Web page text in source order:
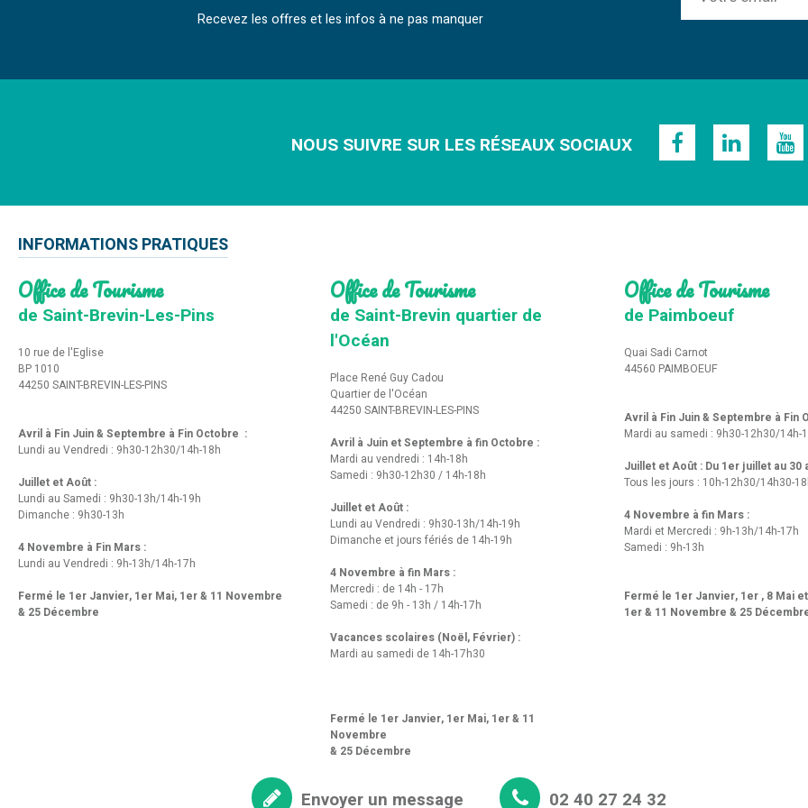
Recevez les offres et les infos à ne pas manquer
NOUS SUIVRE SUR LES RÉSEAUX SOCIAUX
INFORMATIONS PRATIQUES
Office de Tourisme
de Saint-Brevin-Les-Pins
10 rue de l'Eglise
BP 1010
44250 SAINT-BREVIN-LES-PINS
Avril à Fin Juin & Septembre à Fin Octobre :
Lundi au Vendredi : 9h30-12h30/14h-18h
Juillet et Août :
Lundi au Samedi : 9h30-13h/14h-19h
Dimanche : 9h30-13h
4 Novembre à Fin Mars :
Lundi au Vendredi : 9h-13h/14h-17h
Fermé le 1er Janvier, 1er Mai, 1er & 11 Novembre
& 25 Décembre
Office de Tourisme
de Saint-Brevin quartier de
l'Océan
Place René Guy Cadou
Quartier de l'Océan
44250 SAINT-BREVIN-LES-PINS
Avril à Juin et Septembre à fin Octobre :
Mardi au vendredi : 14h-18h
Samedi : 9h30-12h30 / 14h-18h
Juillet et Août :
Lundi au Vendredi : 9h30-13h/14h-19h
Dimanche et jours fériés de 14h-19h
4 Novembre à fin Mars :
Mercredi : de 14h - 17h
Samedi : de 9h - 13h / 14h-17h
Vacances scolaires (Noël, Février) :
Mardi au samedi de 14h-17h30
Fermé le 1er Janvier, 1er Mai, 1er & 11
Novembre
& 25 Décembre
Office de Tourisme
de Paimboeuf
Quai Sadi Carnot
44560 PAIMBOEUF
Avril à Fin Juin & Septembre à Fin
Mardi au samedi : 9h30-12h30/14h-
Juillet et Août : Du 1er juillet au 30
Tous les jours : 10h-12h30/14h30-
4 Novembre à fin Mars :
Mardi et Mercredi : 9h-13h/14h-17h
Samedi : 9h-13h
Fermé le 1er Janvier, 1er , 8 Mai
1er & 11 Novembre & 25
Envoyer un message 02 40 27 24 32